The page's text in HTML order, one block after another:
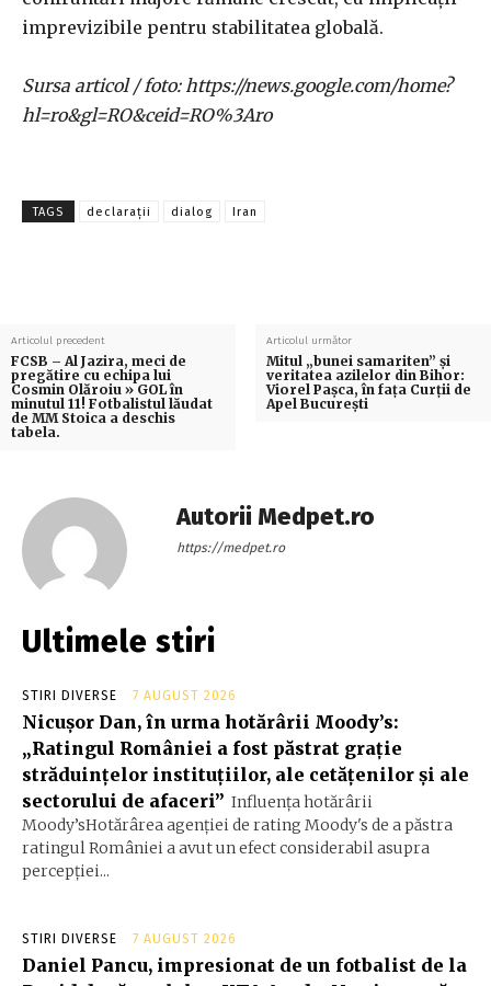
imprevizibile pentru stabilitatea globală.
Sursa articol / foto: https://news.google.com/home?
hl=ro&gl=RO&ceid=RO%3Aro
TAGS declarații dialog Iran
Articolul precedent
FCSB – Al Jazira, meci de
pregătire cu echipa lui
Cosmin Olăroiu » GOL în
minutul 11! Fotbalistul lăudat
de MM Stoica a deschis
tabela.
Articolul următor
Mitul „bunei samariten” și
veritatea azilelor din Bihor:
Viorel Pașca, în fața Curții de
Apel București
Autorii Medpet.ro
https://medpet.ro
Ultimele stiri
STIRI DIVERSE 7 AUGUST 2026
Nicușor Dan, în urma hotărârii Moody’s:
„Ratingul României a fost păstrat grație
străduințelor instituțiilor, ale cetățenilor și ale
sectorului de afaceri” Influența hotărârii
Moody’sHotărârea agenției de rating Moody's de a păstra
ratingul României a avut un efect considerabil asupra
percepției...
STIRI DIVERSE 7 AUGUST 2026
Daniel Pancu, impresionat de un fotbalist de la